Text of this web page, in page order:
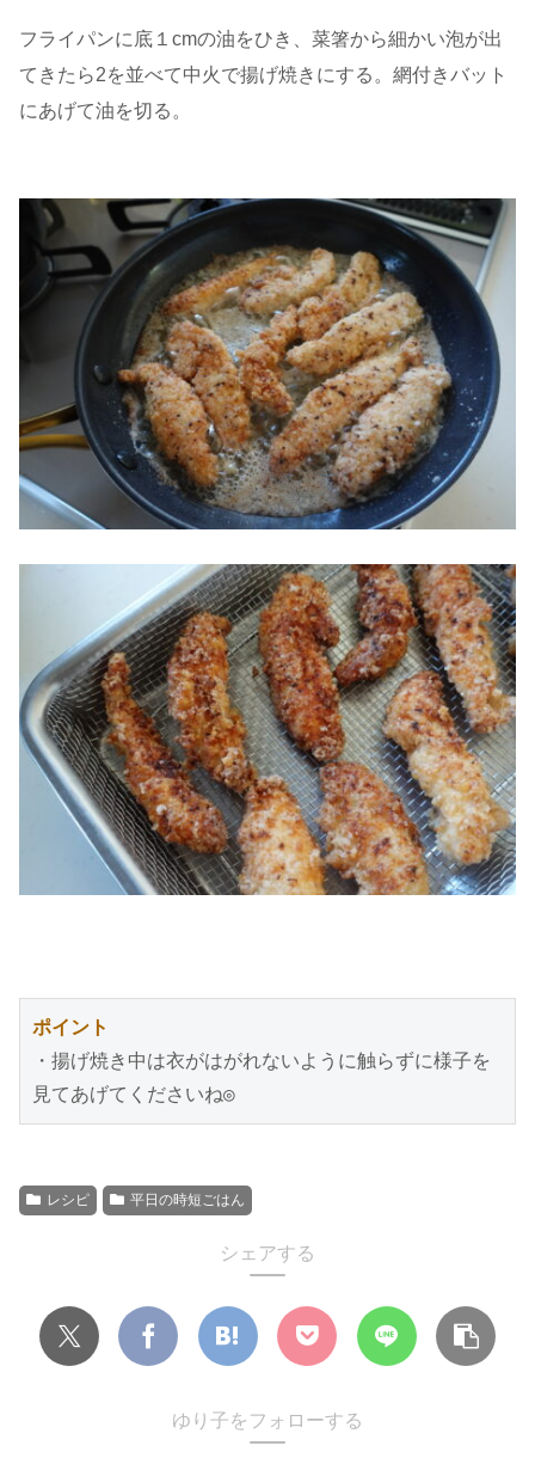
フライパンに底１cmの油をひき、菜箸から細かい泡が出
てきたら2を並べて中火で揚げ焼きにする。網付きバット
にあげて油を切る。
ポイント
・揚げ焼き中は衣がはがれないように触らずに様子を
見てあげてくださいね◎
レシピ 平日の時短ごはん
シェアする
ゆり子をフォローする